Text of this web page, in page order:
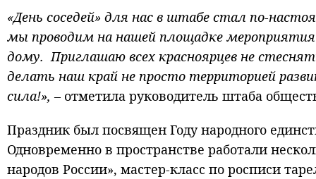
«День соседей» для нас в штабе стал по-
мы проводим на нашей площадке
дому. Приглашаю всех красноярцев не
делать наш край не просто территорией
сила!», – отметила руководитель штаба
Праздник был посвящен Году народного
Одновременно в пространстве работали
народов России», мастер-класс по росписи